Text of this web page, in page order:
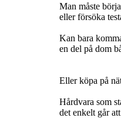
Man måste
eller försöka
Kan bara
en del på dom
Eller köpa på
Hårdvara som
det enkelt går